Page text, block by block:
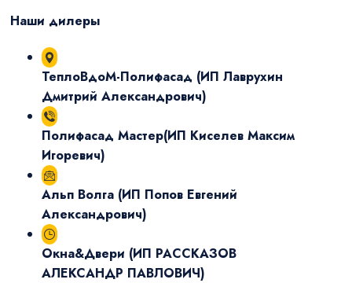
Наши дилеры
ТеплоВдоМ-Полифасад (ИП Лаврухин
Дмитрий Александрович)
Полифасад Мастер(ИП Киселев Максим
Игоревич)
Альп Волга (ИП Попов Евгений
Александрович)
Окна&Двери (ИП РАССКАЗОВ
АЛЕКСАНДР ПАВЛОВИЧ)